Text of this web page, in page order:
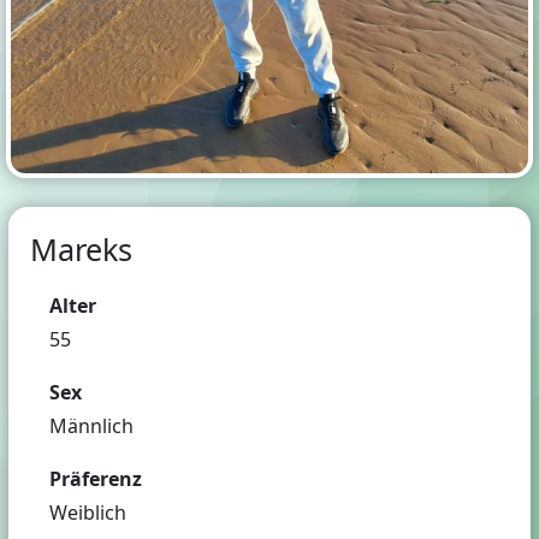
Mareks
Alter
55
Sex
Männlich
Präferenz
Weiblich